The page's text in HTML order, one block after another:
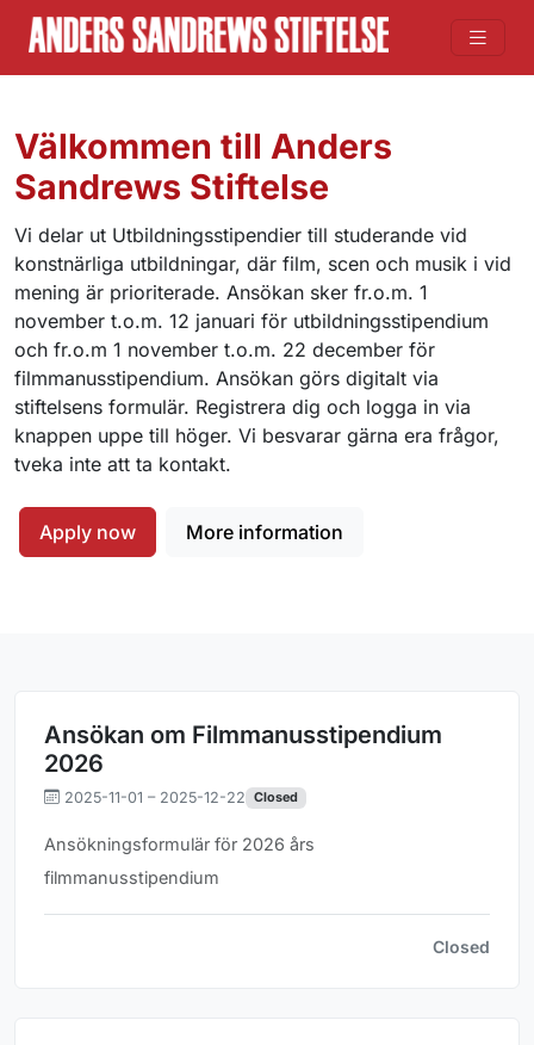
Välkommen till Anders
Sandrews Stiftelse
Vi delar ut Utbildningsstipendier till studerande vid
konstnärliga utbildningar, där film, scen och musik i vid
mening är prioriterade. Ansökan sker fr.o.m. 1
november t.o.m. 12 januari för utbildningsstipendium
och fr.o.m 1 november t.o.m. 22 december för
filmmanusstipendium. Ansökan görs digitalt via
stiftelsens formulär. Registrera dig och logga in via
knappen uppe till höger. Vi besvarar gärna era frågor,
tveka inte att ta kontakt.
Apply now More information
Ansökan om Filmmanusstipendium
2026
2025-11-01 – 2025-12-22 Closed
Ansökningsformulär för 2026 års
filmmanusstipendium
Closed